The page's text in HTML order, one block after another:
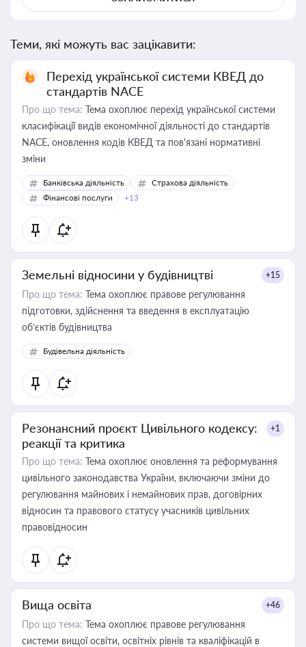
Теми, які можуть вас зацікавити:
Перехід української системи КВЕД до
стандартів NACE
Про що тема: Тема охоплює перехід української системи
класифікації видів економічної діяльності до стандартів
NACE, оновлення кодів КВЕД та пов'язані нормативні
зміни
Банківська діяльність
Страхова діяльність
Фінансові послуги
+13
Земельні відносини у будівництві +15
Про що тема: Тема охоплює правове регулювання
підготовки, здійснення та введення в експлуатацію
об’єктів будівництва
Будівельна діяльність
Резонансний проєкт Цивільного кодексу:
реакції та критика
+1
Про що тема: Тема охоплює оновлення та реформування
цивільного законодавства України, включаючи зміни до
регулювання майнових і немайнових прав, договірних
відносин та правового статусу учасників цивільних
правовідносин
Вища освіта +46
Про що тема: Тема охоплює правове регулювання
системи вищої освіти, освітніх рівнів та кваліфікацій в